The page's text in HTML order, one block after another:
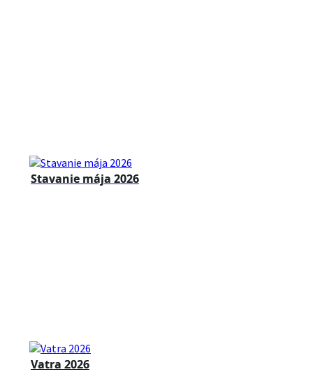
Stavanie mája 2026
Vatra 2026